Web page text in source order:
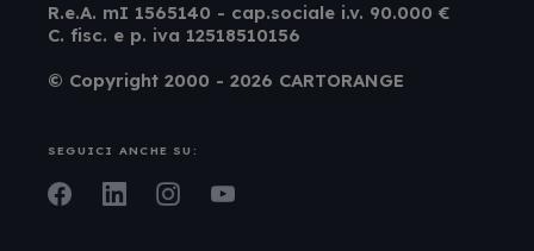
R.e.A. mI 1565140 - cap.sociale i.v. 90.000 €
C. fisc. e p. iva 12518510156
© Copyright 2000 - 2026 CARTORANGE
SEGUICI ANCHE SU:
Facebook
LinkedInInstagram